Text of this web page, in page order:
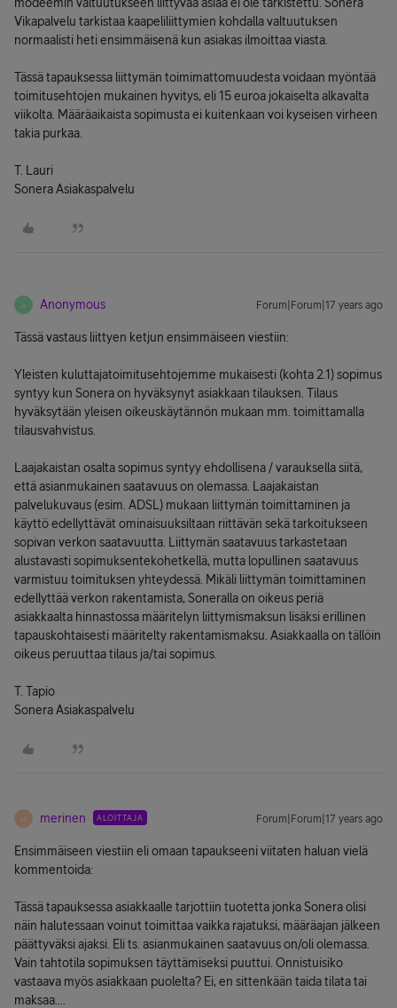
Vikapalvelu tarkistaa kaapeliliittymien kohdalla valtuutuksen
normaalisti heti ensimmäisenä kun asiakas ilmoittaa viasta.
Tässä tapauksessa liittymän toimimattomuudesta voidaan myöntää
toimitusehtojen mukainen hyvitys, eli 15 euroa jokaiselta alkavalta
viikolta. Määräaikaista sopimusta ei kuitenkaan voi kyseisen virheen
takia purkaa.
T. Lauri
Sonera Asiakaspalvelu
A Anonymous Forum|Forum|17 years ago
Tässä vastaus liittyen ketjun ensimmäiseen viestiin:
Yleisten kuluttajatoimitusehtojemme mukaisesti (kohta 2.1) sopimus
syntyy kun Sonera on hyväksynyt asiakkaan tilauksen. Tilaus
hyväksytään yleisen oikeuskäytännön mukaan mm. toimittamalla
tilausvahvistus.
Laajakaistan osalta sopimus syntyy ehdollisena / varauksella siitä,
että asianmukainen saatavuus on olemassa. Laajakaistan
palvelukuvaus (esim. ADSL) mukaan liittymän toimittaminen ja
käyttö edellyttävät ominaisuuksiltaan riittävän sekä tarkoitukseen
sopivan verkon saatavuutta. Liittymän saatavuus tarkastetaan
alustavasti sopimuksentekohetkellä, mutta lopullinen saatavuus
varmistuu toimituksen yhteydessä. Mikäli liittymän toimittaminen
edellyttää verkon rakentamista, Soneralla on oikeus periä
asiakkaalta hinnastossa määritelyn liittymismaksun lisäksi erillinen
tapauskohtaisesti määritelty rakentamismaksu. Asiakkaalla on tällöin
oikeus peruuttaa tilaus ja/tai sopimus.
T. Tapio
Sonera Asiakaspalvelu
M merinen ALOITTAJA Forum|Forum|17 years ago
Ensimmäiseen viestiin eli omaan tapaukseeni viitaten haluan vielä
kommentoida:
Tässä tapauksessa asiakkaalle tarjottiin tuotetta jonka Sonera olisi
näin halutessaan voinut toimittaa vaikka rajatuksi, määräajan jälkeen
päättyväksi ajaksi. Eli ts. asianmukainen saatavuus on/oli olemassa.
Vain tahtotila sopimuksen täyttämiseksi puuttui. Onnistuisiko
vastaava myös asiakkaan puolelta? Ei, en sittenkään taida tilata tai
maksaa....